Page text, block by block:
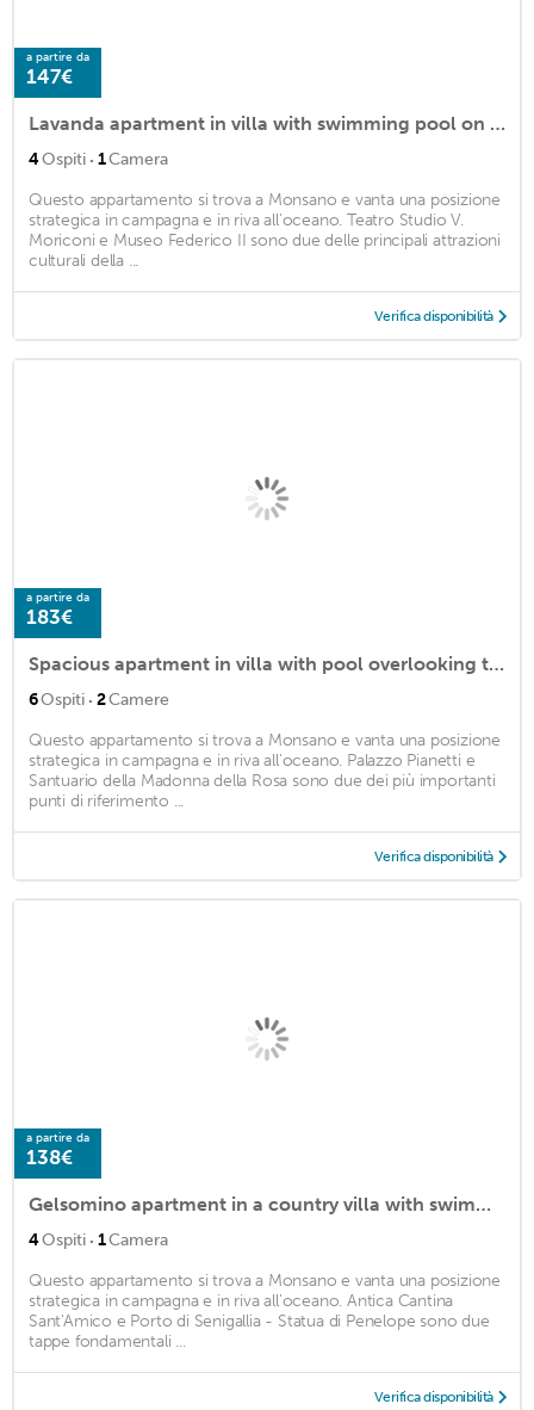
a partire da
147€
Lavanda apartment in villa with swimming pool on the ground floor with private garden
4Ospiti · 1Camera
Questo appartamento si trova a Monsano e vanta una posizione
strategica in campagna e in riva all'oceano. Teatro Studio V.
Moriconi e Museo Federico II sono due delle principali attrazioni
culturali della ...
Verifica disponibilità
a partire da
183€
Spacious apartment in villa with pool overlooking the rolling hills
6Ospiti · 2Camere
Questo appartamento si trova a Monsano e vanta una posizione
strategica in campagna e in riva all'oceano. Palazzo Pianetti e
Santuario della Madonna della Rosa sono due dei più importanti
punti di riferimento ...
Verifica disponibilità
a partire da
138€
Gelsomino apartment in a country villa with swimming pool in the heart of the Marche region
4Ospiti · 1Camera
Questo appartamento si trova a Monsano e vanta una posizione
strategica in campagna e in riva all'oceano. Antica Cantina
Sant'Amico e Porto di Senigallia - Statua di Penelope sono due
tappe fondamentali ...
Verifica disponibilità